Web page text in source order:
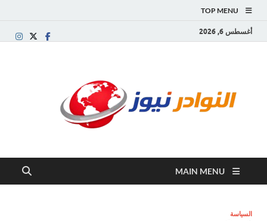
TOP MENU
أغسطس 6, 2026
والتقارير
من
العالم
MAIN MENU
السياسة